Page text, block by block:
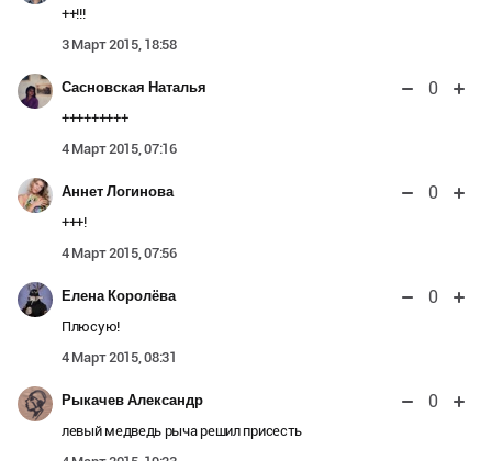
++!!!
3 Март 2015, 18:58
Сасновская Наталья 0
+++++++++
4 Март 2015, 07:16
Аннет Логинова 0
+++!
4 Март 2015, 07:56
Елена Королёва 0
Плюсую!
4 Март 2015, 08:31
Рыкачев Александр 0
левый медведь рыча решил присесть